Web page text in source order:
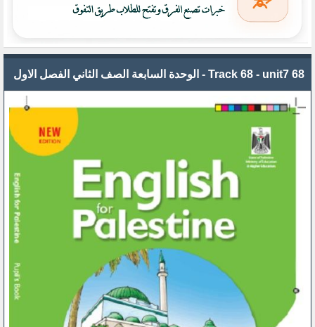
68 Track 68 - unit7 - الوحدة السابعة الصف الثاني الفصل الاول